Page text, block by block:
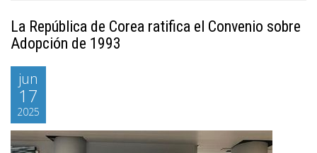
La República de Corea ratifica el Convenio sobre
Adopción de 1993
jun
17
2025